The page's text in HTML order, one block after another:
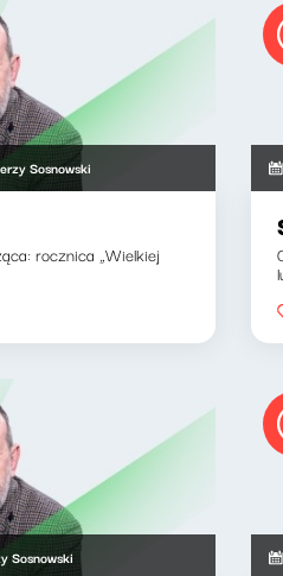
Sosnowski
rocznica „Wielkiej
Sosnowski